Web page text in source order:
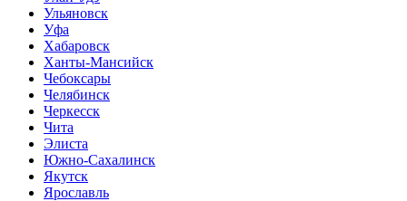
Ульяновск
Уфа
Хабаровск
Ханты-Мансийск
Чебоксары
Челябинск
Черкесск
Чита
Элиста
Южно-Сахалинск
Якутск
Ярославль